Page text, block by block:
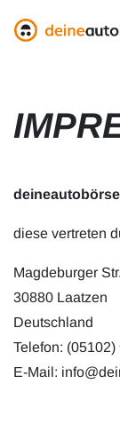
diese vertreten
Magdeburger
30880 Laatzen
Deutschland
Telefon: (05102)
E-Mail: